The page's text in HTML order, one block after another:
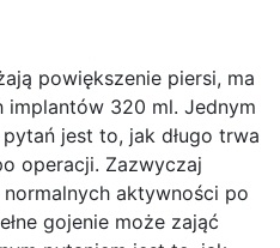
powiększenie piersi, ma
320 ml. Jednym
jest to, jak długo trwa
operacji. Zazwyczaj
aktywności po
gojenie może zająć